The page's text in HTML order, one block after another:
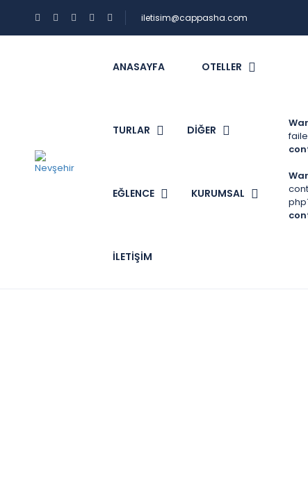
iletisim@cappasha.com
ANASAYFA OTELLER
TURLAR DİĞER
EĞLENCE KURUMSAL
İLETIŞIM